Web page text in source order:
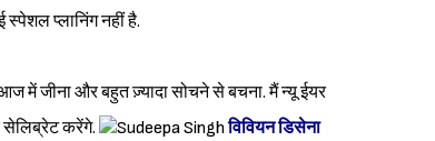
स्पेशल प्लानिंग नहीं है.
में जीना और बहुत ज़्यादा सोचने से बचना. मैं न्यू ईयर
सेलिब्रेट करेंगे.
विवियन डिसेना